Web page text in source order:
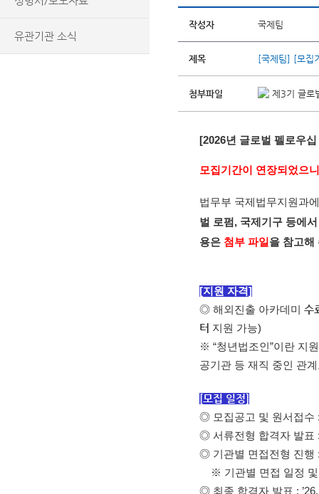
유관기관 소식
작성자 국제팀
제목 [국제팀] [모집
첨부파일 제3기 글로
[2026년 글로벌 펠로우
모집기간이 연장되었으
법무부 국제법무지원과
벌 로펌, 국제기구 등에
용은 첨부 파일 을 참고해
[지원 자격]
◎ 해외진출 아카데미 수
터 지원 가능)
※ “청년법조인”이란 지
공기관 등 재직 중인 관
[모집 일정]
◎ 모집공고 및 원서접수
◎ 서류전형 합격자 발표
◎ 기관별 면접전형 진행
※ 기관별 면접 일정 및
◎ 최종 합격자 발표 :